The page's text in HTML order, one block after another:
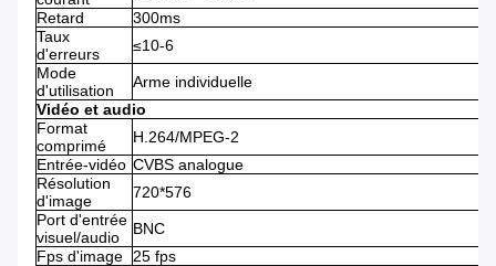
Retard
300ms
Taux
d'erreurs
≤10-6
Mode
d'utilisation
Arme individuelle
Vidéo et audio
Format
comprimé
H.264/MPEG-2
Entrée-vidéo CVBS analogue
Résolution
d'image
720*576
Port d'entrée
visuel/audio
BNC
Fps d'image 25 fps